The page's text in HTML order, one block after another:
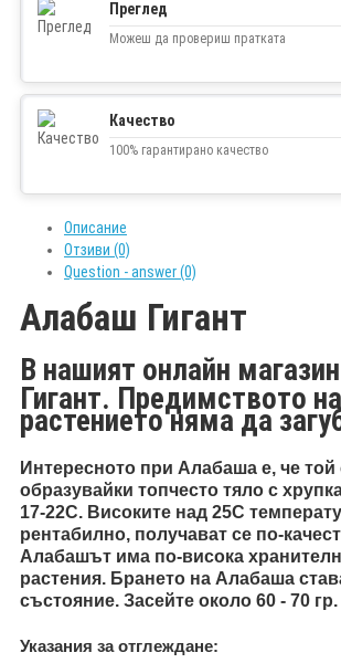
Преглед
Можеш да провериш пратката
Качество
100% гарантирано качество
Описание
Отзиви (0)
Question - answer (0)
Алабаш Гигант
В нашият онлайн магазин
Гигант. Предимството
растението няма да
Интересното при Алабаша е, че той
образувайки топчесто тяло с
17-22С. Високите над 25С
рентабилно, получават се по-
Алабашът има по-висока
растения. Брането на Алабаша
състояние. Засейте около 60 - 70
Указания за отглеждане: